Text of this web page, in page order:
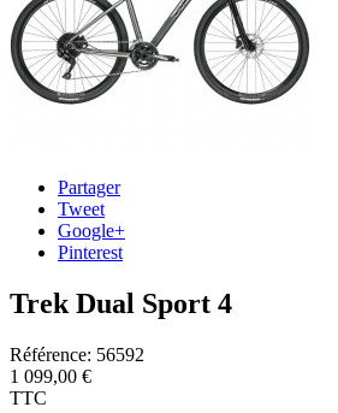
Partager
Tweet
Google+
Pinterest
Trek Dual Sport 4
Référence: 56592
1 099,00 €
TTC